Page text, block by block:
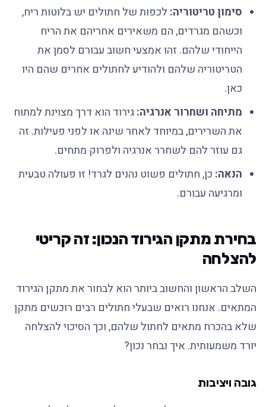
סימון טריטוריה:לכפות של חתולים יש בלוטות ריח,
וכשהם מגרדים, הם משאירים אחריהם את הריח
הייחודי שלהם. זהו אמצעי חשוב עבורם לסמן את
הטריטוריה שלהם ולהודיע לחתולים אחרים שהם היו
כאן.
מתיחה ושחרור אנרגיה:גירוד הוא דרך מצוינת למתוח
את השרירים, במיוחד לאחר שינה או לפני פעילות. זה
גם עוזר להם לשחרר אנרגיה ולפרוק מתחים.
הנאה:כן, חתולים פשוט נהנים לגרד! זו פעולה טבעית
ומרגיעה עבורם.
בחירת מתקן הגירוד הנכון: זה קריטי
להצלחה
השלב הראשון והחשוב ביותר הוא לבחור את מתקן הגירוד
המתאים. אנחנו רואים שבעלי חתולים רבים רוכשים מתקן
שלא בהכרח מתאים לחתול שלהם, וכך הסיכוי להצלחה
יורד משמעותית. איך נבחר נכון?
גובה ויציבות